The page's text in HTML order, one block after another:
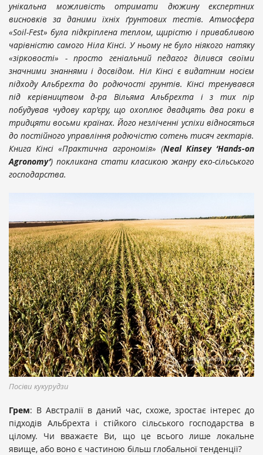
унікальна можливість отримати дюжину експертних
висновків за даними їхніх ґрунтових тестів. Атмосфера
«Soil-Fest» була підкріплена теплом, щирістю і привабливою
чарівністю самого Ніла Кінсі. У ньому не було ніякого натяку
«зірковості» - просто геніальний педагог ділився своїми
значними знаннями і досвідом. Ніл Кінсі є видатним носієм
підходу Альбрехта до родючості грунтів. Кінсі тренувався
під керівництвом д-ра Вільяма Альбрехта і з тих пір
побудував чудову кар'єру, що охоплює двадцять два роки в
тридцяти восьми країнах. Його незліченні успіхи відносяться
до постійного управління родючістю сотень тисяч гектарів.
Книга Кінсі «Практична агрономія» (Neal Kinsey ‘Hands-on
Agronomy’) покликана стати класикою жанру еко-сільського
господарства.
Посіви кукурудзи
Грем: В Австралії в даний час, схоже, зростає інтерес до
підходів Альбрехта і стійкого сільського господарства в
цілому. Чи вважаєте Ви, що це всього лише локальне
явище, або воно є частиною більш глобальної тенденції?